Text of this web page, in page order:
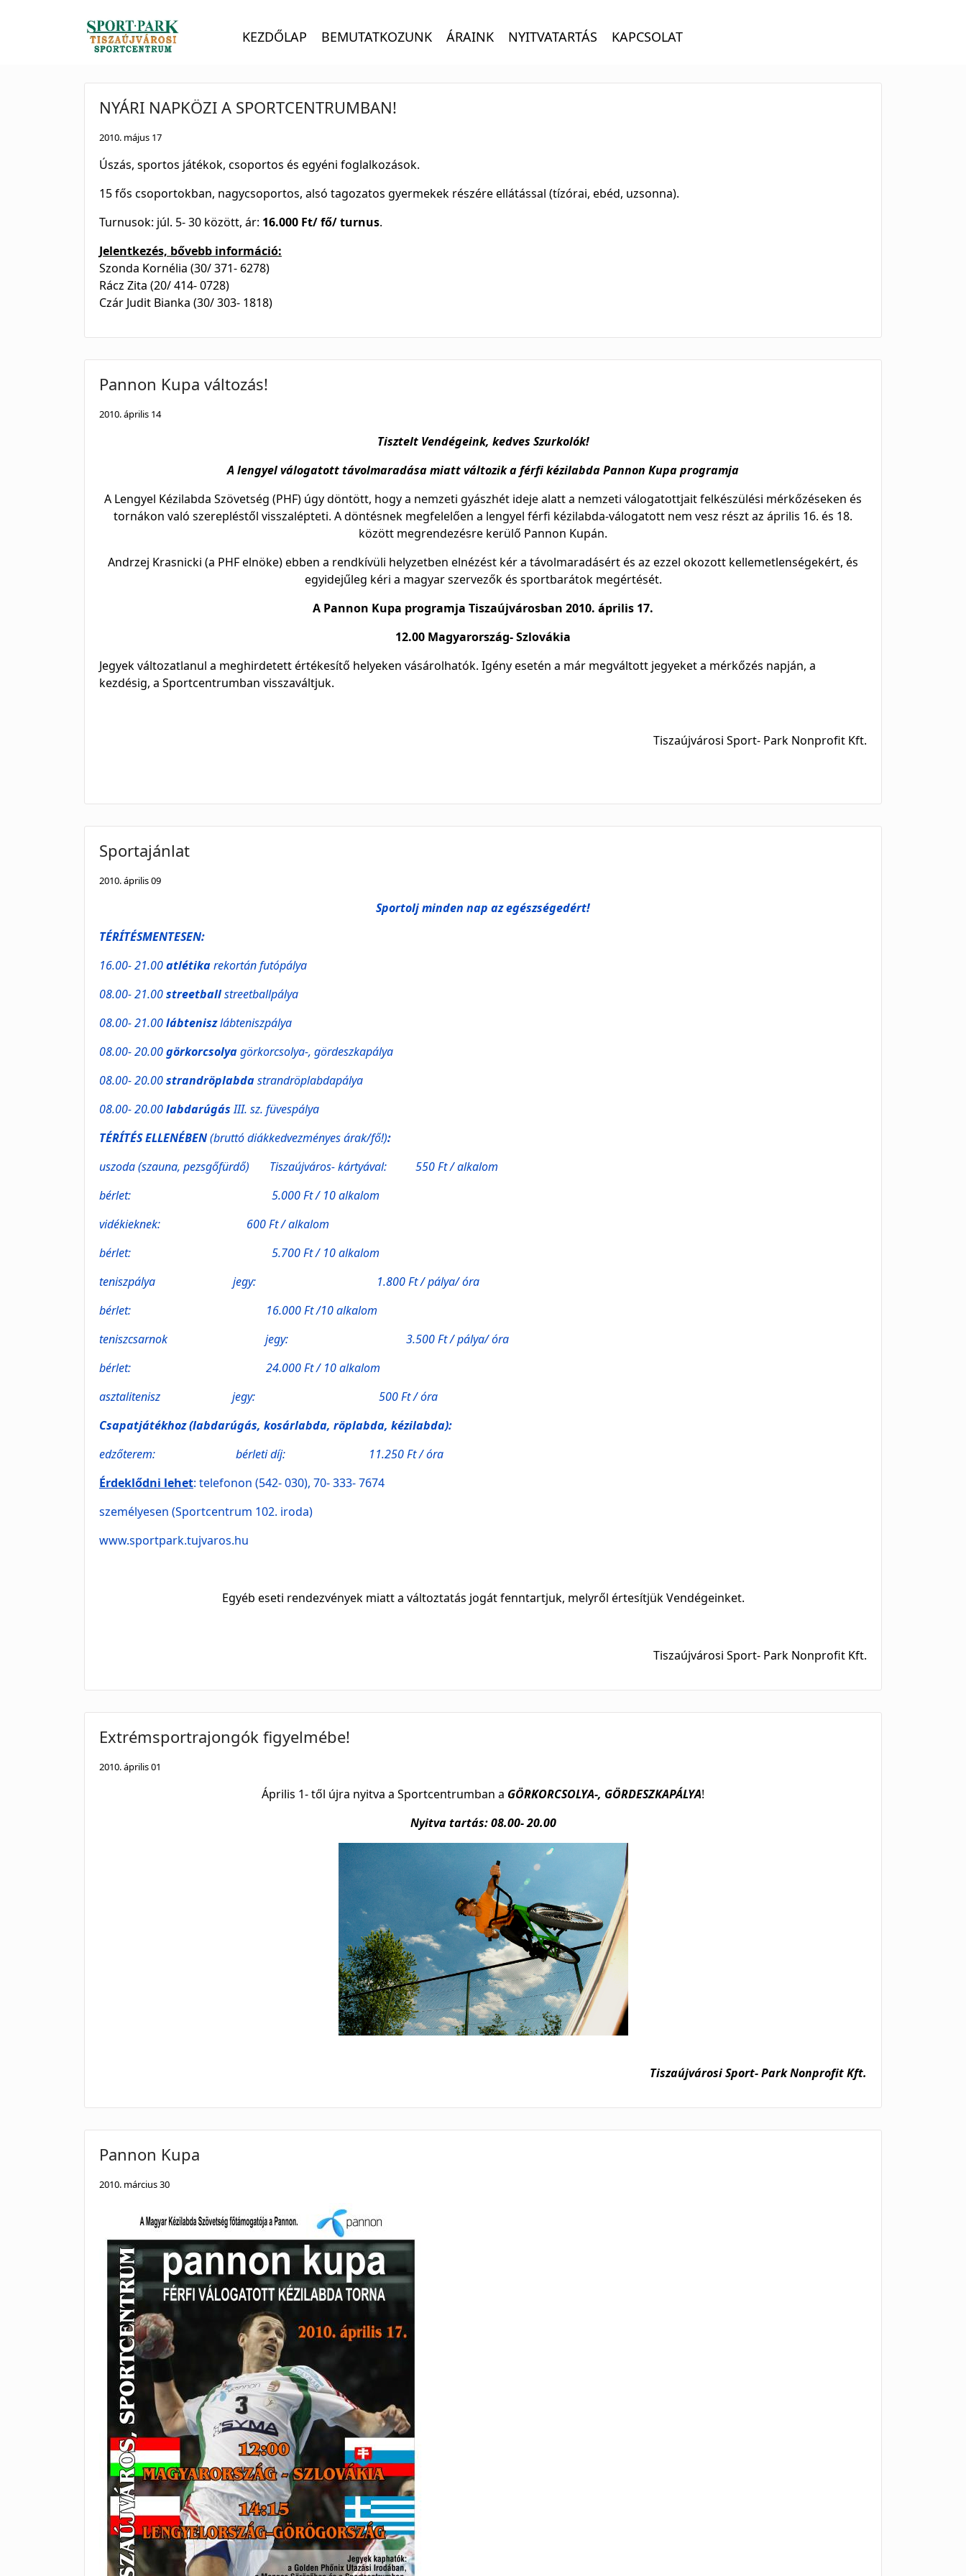
KEZDŐLAP BEMUTATKOZUNK ÁRAINK NYITVATARTÁS KAPCSOLAT
NYÁRI NAPKÖZI A SPORTCENTRUMBAN!
2010. május 17
Úszás, sportos játékok, csoportos és egyéni foglalkozások.
15 fős csoportokban, nagycsoportos, alsó tagozatos gyermekek részére ellátással (tízórai, ebéd, uzsonna).
Turnusok: júl. 5- 30 között, ár: 16.000 Ft/ fő/ turnus.
Jelentkezés, bővebb információ:
Szonda Kornélia (30/ 371- 6278)
Rácz Zita (20/ 414- 0728)
Czár Judit Bianka (30/ 303- 1818)
Pannon Kupa változás!
2010. április 14
Tisztelt Vendégeink, kedves Szurkolók!
A lengyel válogatott távolmaradása miatt változik a férfi kézilabda Pannon Kupa programja
A Lengyel Kézilabda Szövetség (PHF) úgy döntött, hogy a nemzeti gyászhét ideje alatt a nemzeti válogatottjait felkészülési mérkőzéseken és
tornákon való szerepléstől visszalépteti. A döntésnek megfelelően a lengyel férfi kézilabda-válogatott nem vesz részt az április 16. és 18.
között megrendezésre kerülő Pannon Kupán.
Andrzej Krasnicki (a PHF elnöke) ebben a rendkívüli helyzetben elnézést kér a távolmaradásért és az ezzel okozott kellemetlenségekért, és
egyidejűleg kéri a magyar szervezők és sportbarátok megértését.
A Pannon Kupa programja Tiszaújvárosban 2010. április 17.
12.00 Magyarország- Szlovákia
Jegyek változatlanul a meghirdetett értékesítő helyeken vásárolhatók. Igény esetén a már megváltott jegyeket a mérkőzés napján, a
kezdésig, a Sportcentrumban visszaváltjuk.
Tiszaújvárosi Sport- Park Nonprofit Kft.
Sportajánlat
2010. április 09
Sportolj minden nap az egészségedért!
TÉRÍTÉSMENTESEN:
16.00- 21.00atlétikarekortán futópálya
08.00- 21.00streetballstreetballpálya
08.00- 21.00lábteniszlábteniszpálya
08.00- 20.00görkorcsolyagörkorcsolya-, gördeszkapálya
08.00- 20.00strandröplabdastrandröplabdapálya
08.00- 20.00labdarúgás III. sz. füvespálya
TÉRÍTÉS ELLENÉBEN(bruttó diákkedvezményes árak/fő!):
uszoda (szauna, pezsgőfürdő) Tiszaújváros- kártyával: 550 Ft / alkalom
bérlet: 5.000 Ft / 10 alkalom
vidékieknek: 600 Ft / alkalom
bérlet: 5.700 Ft / 10 alkalom
teniszpálya jegy: 1.800 Ft / pálya/ óra
bérlet: 16.000 Ft /10 alkalom
teniszcsarnok jegy: 3.500 Ft / pálya/ óra
bérlet: 24.000 Ft / 10 alkalom
asztalitenisz jegy: 500 Ft / óra
Csapatjátékhoz (labdarúgás, kosárlabda, röplabda, kézilabda):
edzőterem: bérleti díj: 11.250 Ft / óra
Érdeklődni lehet: telefonon (542- 030), 70- 333- 7674
személyesen (Sportcentrum 102. iroda)
www.sportpark.tujvaros.hu
Egyéb eseti rendezvények miatt a változtatás jogát fenntartjuk, melyről értesítjük Vendégeinket.
Tiszaújvárosi Sport- Park Nonprofit Kft.
Extrémsportrajongók figyelmébe!
2010. április 01
Április 1- től újra nyitva a Sportcentrumban a GÖRKORCSOLYA-, GÖRDESZKAPÁLYA!
Nyitva tartás: 08.00- 20.00
Tiszaújvárosi Sport- Park Nonprofit Kft.
Pannon Kupa
2010. március 30